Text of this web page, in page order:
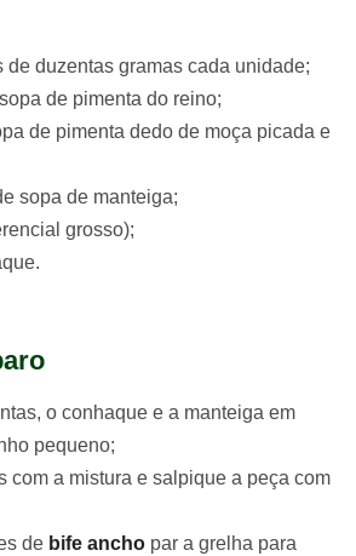
de duzentas gramas cada unidade;
de pimenta do reino;
de pimenta dedo de moça picada e
sopa de manteiga;
grosso);
o conhaque e a manteiga em
pequeno;
com a mistura e salpique a peça com
de bife ancho par a grelha para